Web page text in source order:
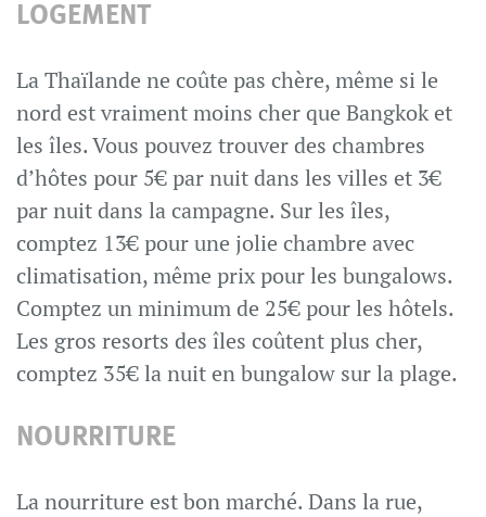
LOGEMENT
La Thaïlande ne coûte pas chère, même si le
nord est vraiment moins cher que Bangkok et
les îles. Vous pouvez trouver des chambres
d’hôtes pour 5€ par nuit dans les villes et 3€
par nuit dans la campagne. Sur les îles,
comptez 13€ pour une jolie chambre avec
climatisation, même prix pour les bungalows.
Comptez un minimum de 25€ pour les hôtels.
Les gros resorts des îles coûtent plus cher,
comptez 35€ la nuit en bungalow sur la plage.
NOURRITURE
La nourriture est bon marché. Dans la rue,